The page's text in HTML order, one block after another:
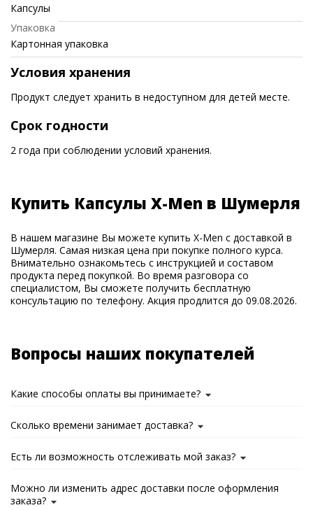
Капсулы
Упаковка
Картонная упаковка
Условия хранения
Продукт следует хранить в недоступном для детей месте.
Срок годности
2 года при соблюдении условий хранения.
Купить Капсулы X-Men в Шумерля
В нашем магазине Вы можете купить X-Men с доставкой в
Шумерля. Самая низкая цена при покупке полного курса.
Внимательно ознакомьтесь с инструкцией и составом
продукта перед покупкой. Во время разговора со
специалистом, Вы сможете получить бесплатную
консультацию по телефону. Акция продлится до 09.08.2026.
Вопросы наших покупателей
Какие способы оплаты вы принимаете?
Сколько времени занимает доставка?
Есть ли возможность отслеживать мой заказ?
Можно ли изменить адрес доставки после оформления
заказа?